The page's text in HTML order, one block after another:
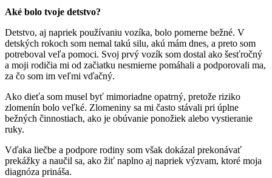
Aké bolo tvoje detstvo?
Detstvo, aj napriek používaniu vozíka, bolo pomerne bežné. V
detských rokoch som nemal takú silu, akú mám dnes, a preto som
potreboval veľa pomoci. Svoj prvý vozík som dostal ako šesťročný
a moji rodičia mi od začiatku nesmierne pomáhali a podporovali ma,
za čo som im veľmi vďačný.
Ako dieťa som musel byť mimoriadne opatrný, pretože riziko
zlomenín bolo veľké. Zlomeniny sa mi často stávali pri úplne
bežných činnostiach, ako je obúvanie ponožiek alebo vystieranie
ruky.
Vďaka liečbe a podpore rodiny som však dokázal prekonávať
prekážky a naučil sa, ako žiť naplno aj napriek výzvam, ktoré moja
diagnóza prináša.